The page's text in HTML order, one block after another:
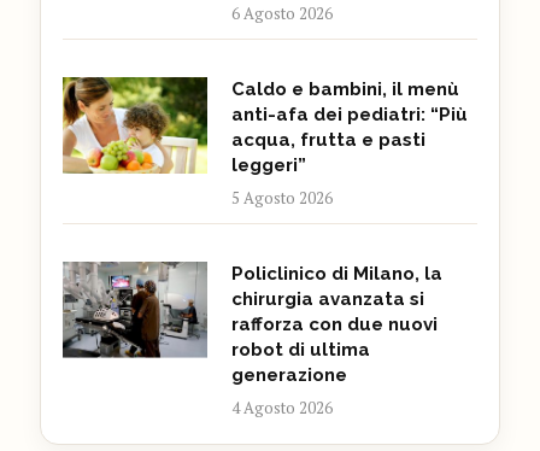
6 Agosto 2026
Caldo e bambini, il menù
anti-afa dei pediatri: “Più
acqua, frutta e pasti
leggeri”
5 Agosto 2026
Policlinico di Milano, la
chirurgia avanzata si
rafforza con due nuovi
robot di ultima
generazione
4 Agosto 2026